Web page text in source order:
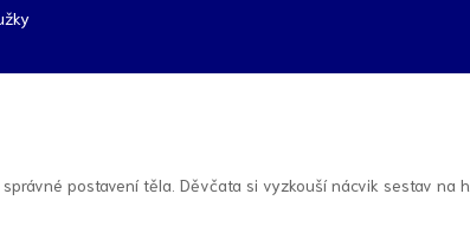
postavení těla. Děvčata si vyzkouší nácvik sestav na